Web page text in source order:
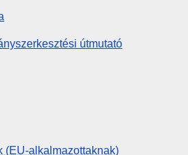
útmutató
(EU-alkalmazottaknak)